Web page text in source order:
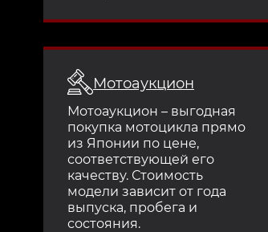
Мотоаукцион
Мотоаукцион – выгодная
покупка мотоцикла прямо
из Японии по цене,
соответствующей его
качеству. Стоимость
модели зависит от года
выпуска, пробега и
состояния.